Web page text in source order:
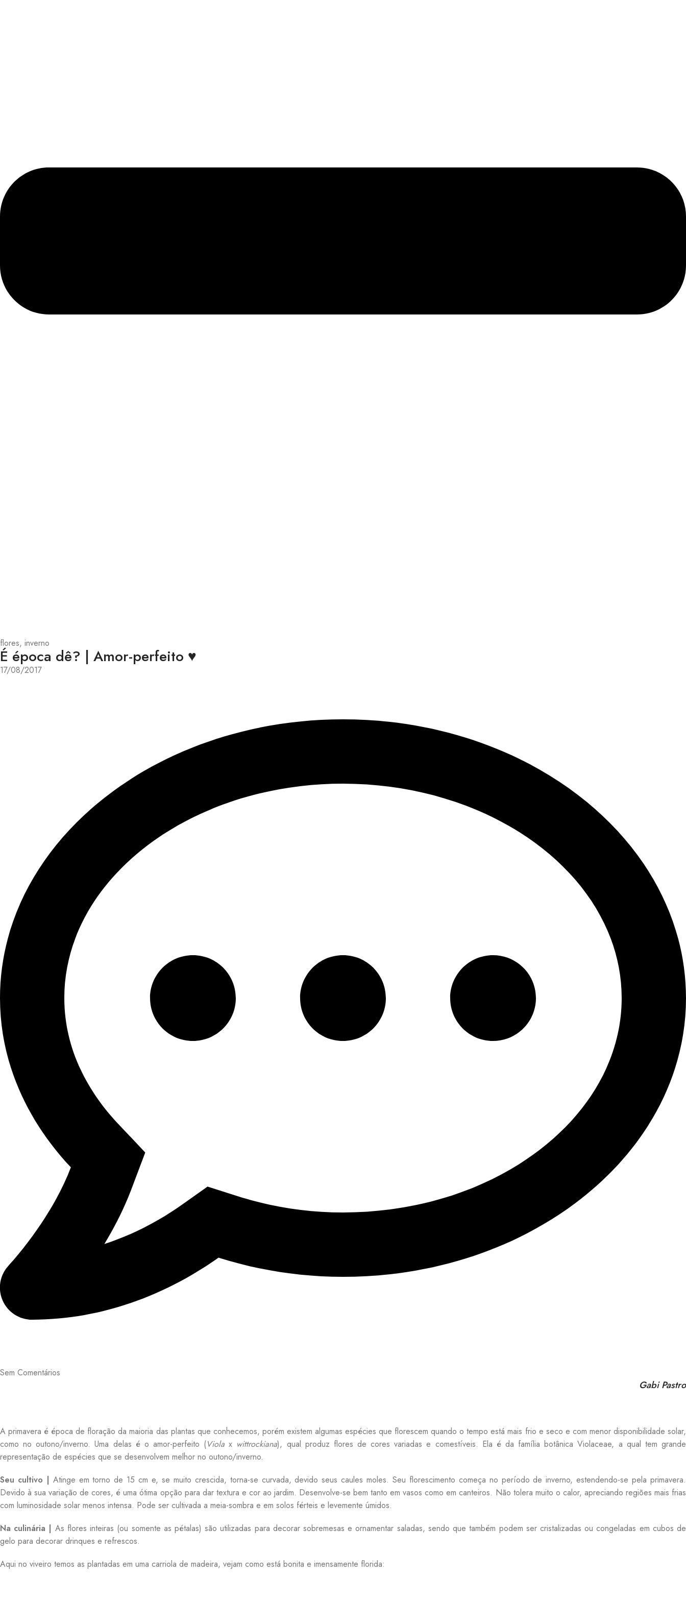
flores, inverno
É época dê? | Amor-perfeito ♥
17/08/2017
Sem Comentários
Gabi Pastro
A primavera é época de floração da maioria das plantas que conhecemos, porém existem algumas espécies que florescem quando o tempo está mais frio e seco e com menor disponibilidade solar,
como no outono/inverno. Uma delas é o amor-perfeito (Viola x wittrockiana), qual produz flores de cores variadas e comestíveis. Ela é da família botânica Violaceae, a qual tem grande
representação de espécies que se desenvolvem melhor no outono/inverno.
Seu cultivo | Atinge em torno de 15 cm e, se muito crescida, torna-se curvada, devido seus caules moles. Seu florescimento começa no período de inverno, estendendo-se pela primavera.
Devido à sua variação de cores, é uma ótima opção para dar textura e cor ao jardim. Desenvolve-se bem tanto em vasos como em canteiros. Não tolera muito o calor, apreciando regiões mais frias
com luminosidade solar menos intensa. Pode ser cultivada a meia-sombra e em solos férteis e levemente úmidos.
Na culinária | As flores inteiras (ou somente as pétalas) são utilizadas para decorar sobremesas e ornamentar saladas, sendo que também podem ser cristalizadas ou congeladas em cubos de
gelo para decorar drinques e refrescos.
Aqui no viveiro temos as plantadas em uma carriola de madeira, vejam como está bonita e imensamente florida: